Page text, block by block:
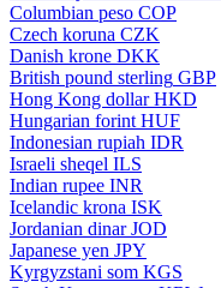
Columbian peso COP
Czech koruna CZK
Danish krone DKK
British pound sterling GBP
Hong Kong dollar HKD
Hungarian forint HUF
Indonesian rupiah IDR
Israeli sheqel ILS
Indian rupee INR
Icelandic krona ISK
Jordanian dinar JOD
Japanese yen JPY
Kyrgyzstani som KGS